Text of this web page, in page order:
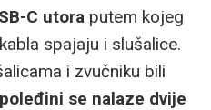
C utora putem kojeg
spajaju i slušalice.
i zvučniku bili
se nalaze dvije